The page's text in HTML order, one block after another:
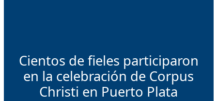
Cientos de fieles participaron
en la celebración de Corpus
Christi en Puerto Plata